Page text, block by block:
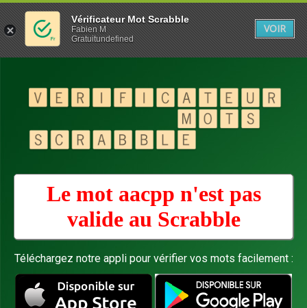
Le mot aacpp n'est pas
valide au Scrabble
Téléchargez notre appli pour vérifier vos mots facilement :
Vérificateur Mot Scrabble
Fabien M
Gratuitundefined
VOIR